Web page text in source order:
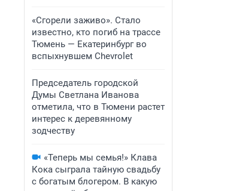
«Сгорели заживо». Стало
известно, кто погиб на трассе
Тюмень — Екатеринбург во
вспыхнувшем Chevrolet
Председатель городской
Думы Светлана Иванова
отметила, что в Тюмени растет
интерес к деревянному
зодчеству
«Теперь мы семья!» Клава
Кока сыграла тайную свадьбу
с богатым блогером. В какую